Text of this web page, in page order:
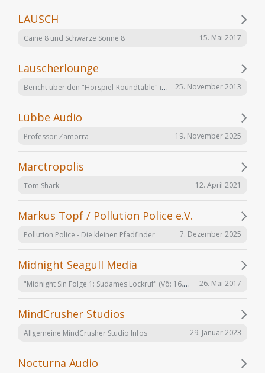
LAUSCH
Caine 8 und Schwarze Sonne 8 15. Mai 2017
Lauscherlounge
Bericht über den "Hörspiel-Roundtable" im Lauschermagazin 25. November 2013
Lübbe Audio
Professor Zamorra 19. November 2025
Marctropolis
Tom Shark 12. April 2021
Markus Topf / Pollution Police e.V.
Pollution Police - Die kleinen Pfadfinder 7. Dezember 2025
Midnight Seagull Media
"Midnight Sin Folge 1: Sudames Lockruf" (Vö: 16.06.2017) 26. Mai 2017
MindCrusher Studios
Allgemeine MindCrusher Studio Infos 29. Januar 2023
Nocturna Audio